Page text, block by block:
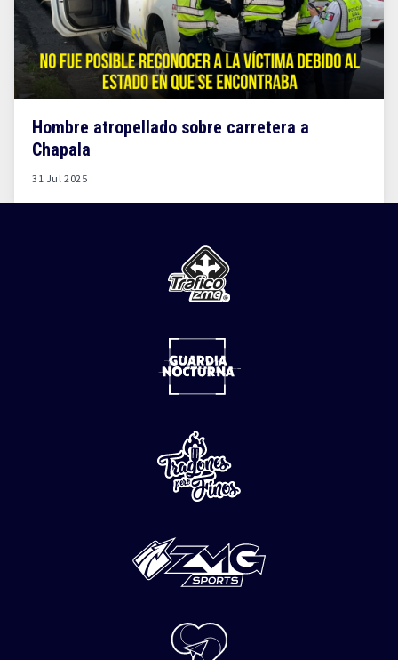
Hombre atropellado sobre carretera a
Chapala
31 Jul 2025